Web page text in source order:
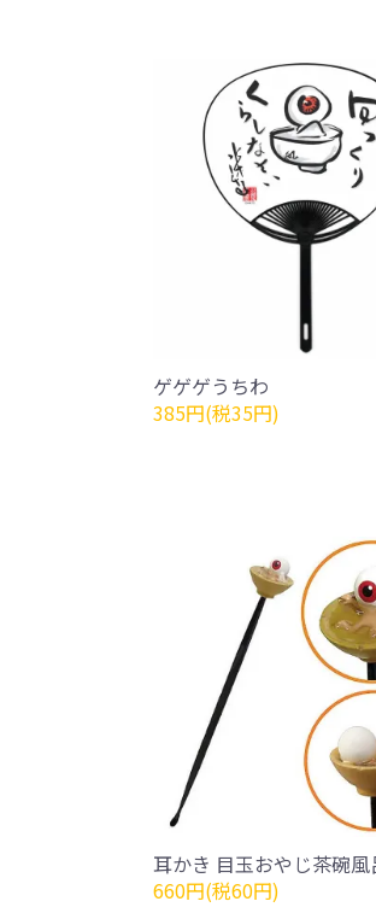
ゲゲゲうちわ
385円(税35円)
耳かき 目玉おやじ茶碗風
660円(税60円)